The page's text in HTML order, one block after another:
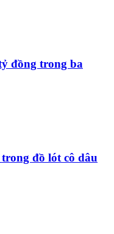
đồng trong ba
đồ lót cô dâu